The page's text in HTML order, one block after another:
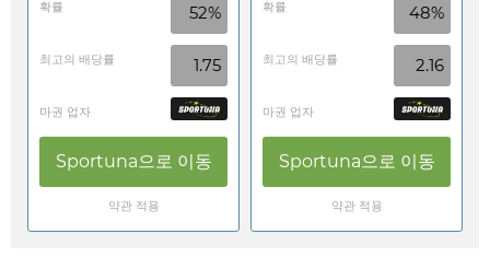
확률 52%
최고의 배당률 1.75
마권 업자
Sportuna으로 이동
약관 적용
확률 48%
최고의 배당률 2.16
마권 업자
Sportuna으로 이동
약관 적용